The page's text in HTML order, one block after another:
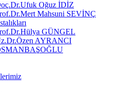
Oğuz İDİZ
Mahsuni SEVİNÇ
GÜNGEL
AYRANCI